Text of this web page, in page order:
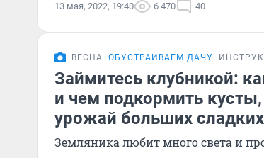
13 мая, 2022, 19:40 6 470 40
ВЕСНА ОБУСТРАИВАЕМ ДАЧУ
Займитесь клубникой:
и чем подкормить
урожай больших
Земляника любит много света и